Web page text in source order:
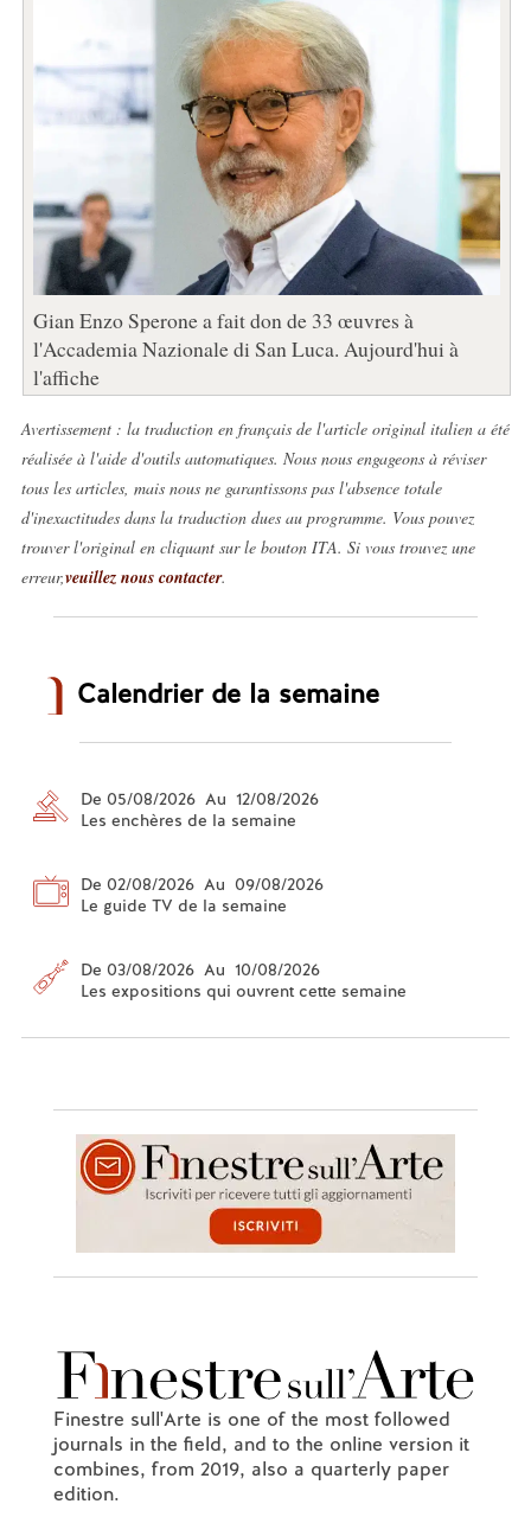
Gian Enzo Sperone a fait don de 33 œuvres à
l'Accademia Nazionale di San Luca. Aujourd'hui à
l'affiche
Avertissement : la traduction en français de l'article original italien a été
réalisée à l'aide d'outils automatiques. Nous nous engageons à réviser
tous les articles, mais nous ne garantissons pas l'absence totale
d'inexactitudes dans la traduction dues au programme. Vous pouvez
trouver l'original en cliquant sur le bouton ITA. Si vous trouvez une
erreur,veuillez nous contacter.
Calendrier de la semaine
De 05/08/2026 Au 12/08/2026
Les enchères de la semaine
De 02/08/2026 Au 09/08/2026
Le guide TV de la semaine
De 03/08/2026 Au 10/08/2026
Les expositions qui ouvrent cette semaine
Finestre sull'Arte is one of the most followed
journals in the field, and to the online version it
combines, from 2019, also a quarterly paper
edition.